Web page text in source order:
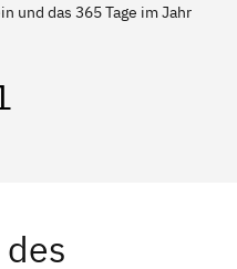
und das 365 Tage im Jahr